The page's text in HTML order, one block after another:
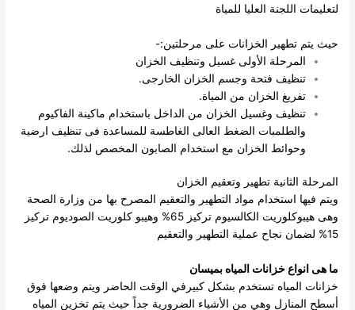
لتعليمات اللجنة العليا للمياة
حيث يتم تطهير الخزانات على مرحلتين:-
المرحلة الأولى غسيل وتنظيف الخزان
تنظيف فتحة وجسم الخزان الخارجى.
تفريغ الخزان من المياة.
تنظيف وغسيل الخزان من الداخل باستخدام ماكينة الفاكيوم
والطلمبات الضغط العالى الغاطسة للمساعدة فى تنظيف ارضية
وحوائط الخزان مع استخدام الصابون المخصص لذلك.
المرحلة الثانية تطهير وتعقيم الخزان
ويتم فيها استخدام مواد التطهير والتعقيم المصرح بها من وزارة الصحة
وهى هيبوكلوريت الكالسيوم تركيز 65% وهيبو كلوريت الصوديوم تركيز
15% لضمان نجاح عملية التطهير والتعقيم
ما هى انواع خزانات المياه بميسان
خزانات المياه تستخدم بشكل كبيرفي الوقت الحاضر ويتم وضعها فوق
أسطح المنازل وهي من الأشياء الضرورية جداً حيث يتم تخزين المياه